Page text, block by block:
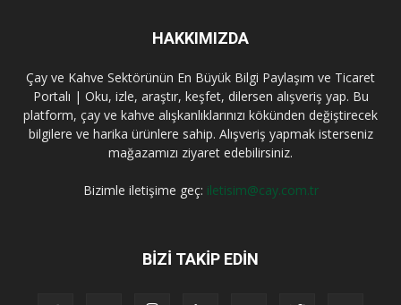
HAKKIMIZDA
Çay ve Kahve Sektörünün En Büyük Bilgi Paylaşım ve Ticaret
Portalı | Oku, izle, araştır, keşfet, dilersen alışveriş yap. Bu
platform, çay ve kahve alışkanlıklarınızı kökünden değiştirecek
bilgilere ve harika ürünlere sahip. Alışveriş yapmak isterseniz
mağazamızı ziyaret edebilirsiniz.
Bizimle iletişime geç: iletisim@cay.com.tr
BIZI TAKIP EDIN